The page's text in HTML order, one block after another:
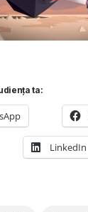
ta:
LinkedIn